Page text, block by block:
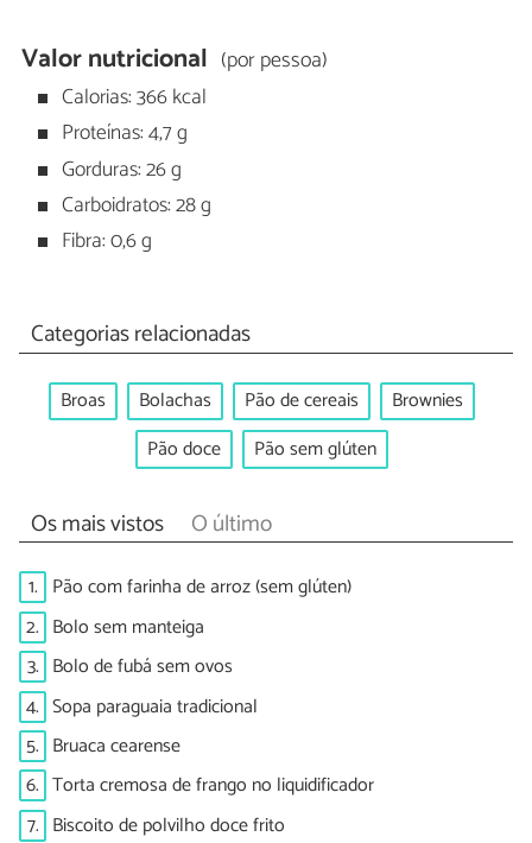
Valor nutricional (por pessoa)
Calorias: 366 kcal
Proteínas: 4,7 g
Gorduras: 26 g
Carboidratos: 28 g
Fibra: 0,6 g
Categorias relacionadas
Broas Bolachas Pão de cereais
Brownies
Pão doce
Pão sem glúten
Os mais vistos O último
1. Pão com farinha de arroz (sem glúten)
2. Bolo sem manteiga
3. Bolo de fubá sem ovos
4. Sopa paraguaia tradicional
5. Bruaca cearense
6. Torta cremosa de frango no liquidificador
7. Biscoito de polvilho doce frito